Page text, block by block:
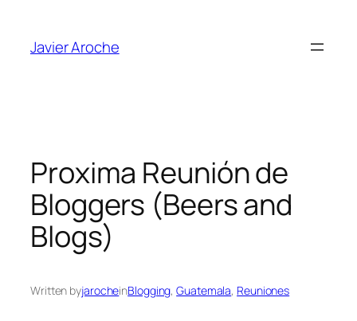
content
Javier Aroche
Proxima Reunión de
Bloggers (Beers and
Blogs)
Written byjarocheinBlogging, Guatemala, Reuniones